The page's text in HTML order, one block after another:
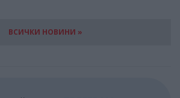
ВСИЧКИ НОВИНИ »